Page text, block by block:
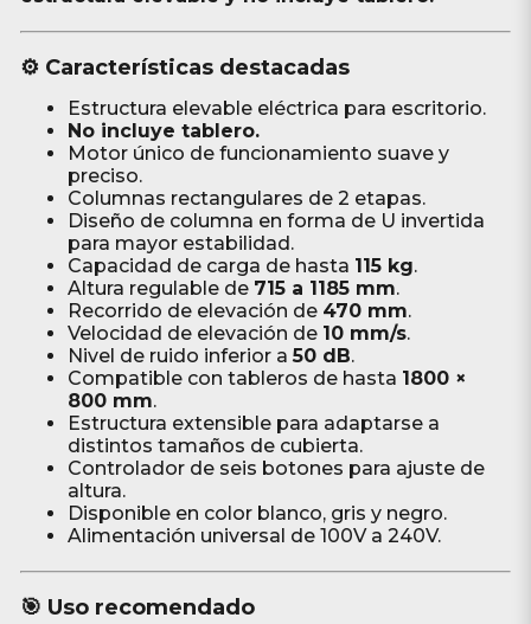
⚙️ Características destacadas
Estructura elevable eléctrica para escritorio.
No incluye tablero.
Motor único de funcionamiento suave y
preciso.
Columnas rectangulares de 2 etapas.
Diseño de columna en forma de U invertida
para mayor estabilidad.
Capacidad de carga de hasta 115 kg.
Altura regulable de 715 a 1185 mm.
Recorrido de elevación de 470 mm.
Velocidad de elevación de 10 mm/s.
Nivel de ruido inferior a50 dB.
Compatible con tableros de hasta 1800 ×
800 mm.
Estructura extensible para adaptarse a
distintos tamaños de cubierta.
Controlador de seis botones para ajuste de
altura.
Disponible en color blanco, gris y negro.
Alimentación universal de 100V a 240V.
🎯 Uso recomendado